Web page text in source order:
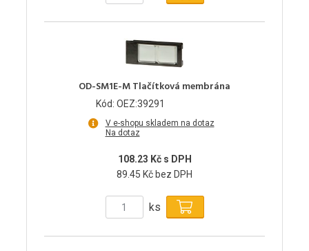
OD-SM1E-M Tlačítková membrána
Kód: OEZ:39291
V e-shopu skladem na dotaz
Na dotaz
108.23 Kč s DPH
89.45 Kč bez DPH
ks